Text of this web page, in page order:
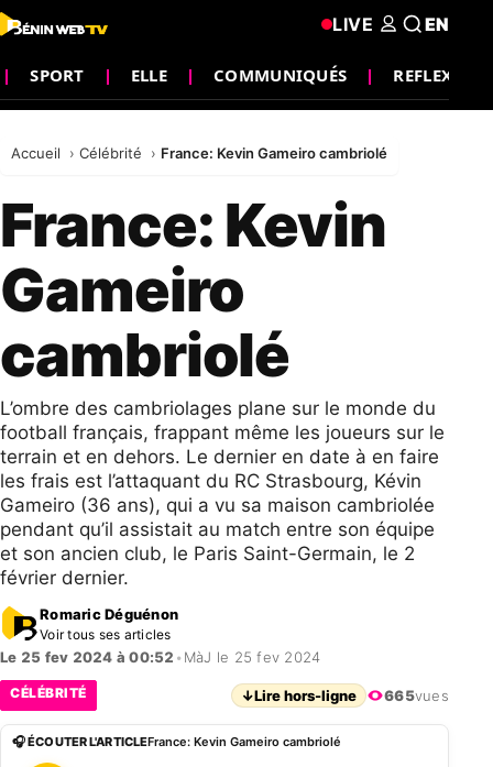
SPORT ELLE COMMUNIQUÉS REFLEXION
LIVE EN
Accueil Célébrité France: Kevin Gameiro cambriolé
France: Kevin
Gameiro
cambriolé
L’ombre des cambriolages plane sur le monde du
football français, frappant même les joueurs sur le
terrain et en dehors. Le dernier en date à en faire
les frais est l’attaquant du RC Strasbourg, Kévin
Gameiro (36 ans), qui a vu sa maison cambriolée
pendant qu’il assistait au match entre son équipe
et son ancien club, le Paris Saint-Germain, le 2
février dernier.
Romaric Déguénon
Voir tous ses articles
Le 25 fev 2024 à 00:52 • MàJ le 25 fev 2024
CÉLÉBRITÉ ↓Lire hors-ligne 665vues
🎧 ÉCOUTER L'ARTICLEFrance: Kevin Gameiro cambriolé